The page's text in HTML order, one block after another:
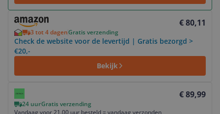
€ 80,11
3 tot 4 dagenGratis verzending
Check de website voor de levertijd | Gratis bezorgd >
€20,-
Bekijk
Bekijk product
€ 89,99
24 uurGratis verzending
Vandaag voor 21.00 uur besteld = vandaag verzonden
Bekijk product